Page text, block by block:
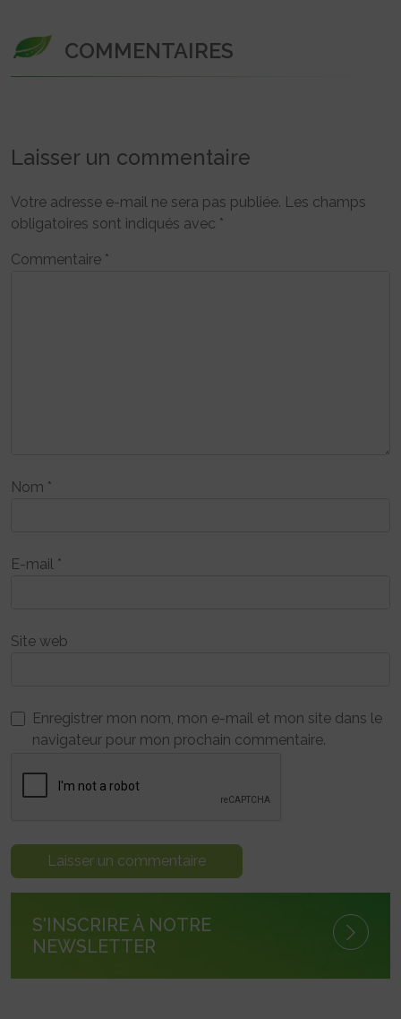
COMMENTAIRES
Laisser un commentaire
Votre adresse e-mail ne sera pas publiée. Les champs
obligatoires sont indiqués avec *
Commentaire *
Nom *
E-mail *
Site web
Enregistrer mon nom, mon e-mail et mon site dans le
navigateur pour mon prochain commentaire.
S'INSCRIRE À NOTRE
NEWSLETTER